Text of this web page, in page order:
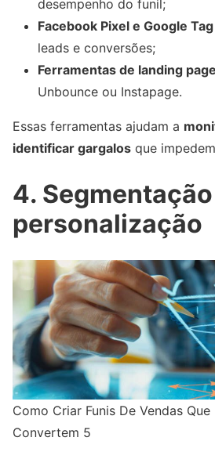
desempenho do funil;
Facebook Pixel e Google
leads e conversões;
Ferramentas de landing
Unbounce ou Instapage.
Essas ferramentas ajudam a
identificar gargalos que
4.
personalização
Como Criar Funis De Vendas Que
Convertem 5